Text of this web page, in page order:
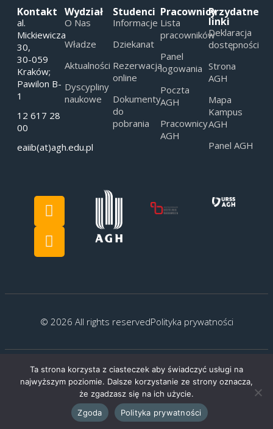
Kontakt
al.
Mickiewicza
30,
30-059
Kraków;
Pawilon B-
1
12 617 28
00
eaiib(at)agh.edu.pl
Wydział
O Nas
Władze
Aktualności
Dyscypliny
naukowe
Studenci
Informacje
Dziekanat
Rezerwacja
online
Dokumenty
do
pobrania
Pracownicy
Lista
pracowników
Panel
logowania
Poczta
AGH
Pracownicy
AGH
Przydatne
linki
Deklaracja
dostępności
Strona
AGH
Mapa
Kampus
AGH
Panel AGH
© 2026 All rights reservedPolityka prywatności
Created by: G.Kocyłowski
Ta strona korzysta z ciasteczek aby świadczyć usługi na
najwyższym poziomie. Dalsze korzystanie ze strony oznacza,
że zgadzasz się na ich użycie.
Zgoda
Polityka prywatności